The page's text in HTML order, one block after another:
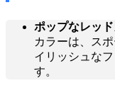
ポップなレッ
カラーは、ス
イリッシュな
す。